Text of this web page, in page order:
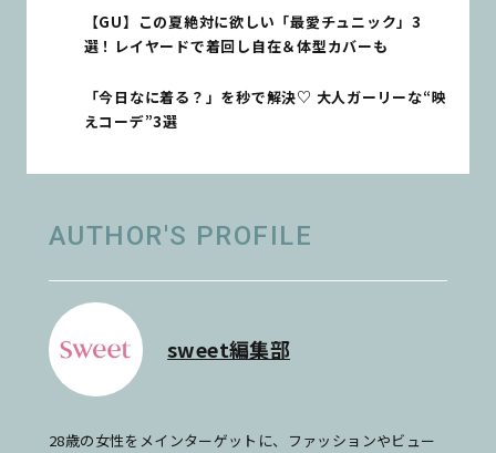
【GU】この夏絶対に欲しい「最愛チュニック」3
選！レイヤードで着回し自在＆体型カバーも
「今日なに着る？」を秒で解決♡ 大人ガーリーな“映
えコーデ”3選
AUTHOR'S PROFILE
sweet編集部
28歳の女性をメインターゲットに、ファッションやビュー